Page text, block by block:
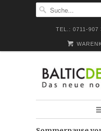
TEL.: 0711-907